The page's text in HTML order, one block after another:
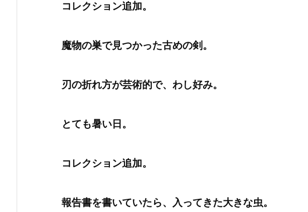
コレクション追加。
魔物の巣で見つかった古めの剣。
刃の折れ方が芸術的で、わし好み。
とても暑い日。
コレクション追加。
報告書を書いていたら、入ってきた大きな虫。